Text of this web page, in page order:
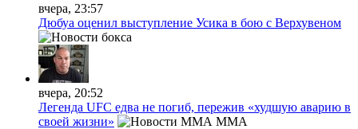
вчера, 23:57
Дюбуа оценил выступление Усика в бою с Верхувеном
вчера, 20:52
Легенда UFC едва не погиб, пережив «худшую аварию в
своей жизни»
MMA